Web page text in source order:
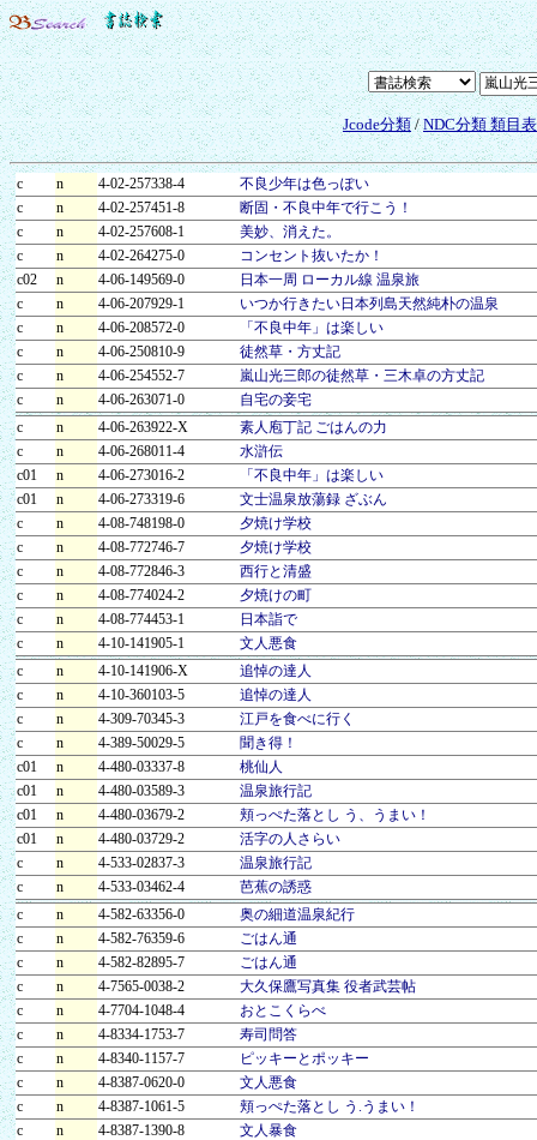
Jcode分類/NDC分類 類目
c n 4-02-257338-4
不良少年は色っぽい
c
n 4-02-257451-8
断固・不良中年で行こう！
c
n 4-02-257608-1
美妙、消えた。
c
n 4-02-264275-0
コンセント抜いたか！
c02
n 4-06-149569-0
日本一周 ローカル線 温泉旅
c
n 4-06-207929-1
いつか行きたい日本列島天然純朴の温泉
c
n 4-06-208572-0
「不良中年」は楽しい
c
n 4-06-250810-9
徒然草・方丈記
c
n 4-06-254552-7
嵐山光三郎の徒然草・三木卓の方丈記
c
n 4-06-263071-0
自宅の妾宅
c
n 4-06-263922-X
素人庖丁記 ごはんの力
c
n 4-06-268011-4
水滸伝
c01
n 4-06-273016-2
「不良中年」は楽しい
c01
n 4-06-273319-6
文士温泉放蕩録 ざぶん
c
n 4-08-748198-0
夕焼け学校
c
n 4-08-772746-7
夕焼け学校
c
n 4-08-772846-3
西行と清盛
c
n 4-08-774024-2
夕焼けの町
c
n 4-08-774453-1
日本詣で
c
n 4-10-141905-1
文人悪食
c
n 4-10-141906-X
追悼の達人
c
n 4-10-360103-5
追悼の達人
c
n 4-309-70345-3
江戸を食べに行く
c
n 4-389-50029-5
聞き得！
c01
n 4-480-03337-8
桃仙人
c01
n 4-480-03589-3
温泉旅行記
c01
n 4-480-03679-2
頬っぺた落とし う、うまい！
c01
n 4-480-03729-2
活字の人さらい
c
n 4-533-02837-3
温泉旅行記
c
n 4-533-03462-4
芭蕉の誘惑
c
n 4-582-63356-0
奥の細道温泉紀行
c
n 4-582-76359-6
ごはん通
c
n 4-582-82895-7
ごはん通
c
n 4-7565-0038-2
大久保鷹写真集 役者武芸帖
c
n 4-7704-1048-4
おとこくらべ
c
n 4-8334-1753-7
寿司問答
c
n 4-8340-1157-7
ピッキーとポッキー
c
n 4-8387-0620-0
文人悪食
c
n 4-8387-1061-5
頬っぺた落とし う.うまい！
c
n 4-8387-1390-8
文人暴食